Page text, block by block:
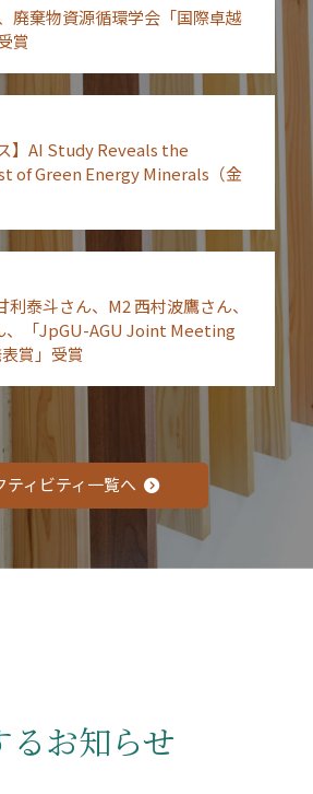
廃棄物資源循環学会「国際卓越
賞
】AI Study Reveals the
of Green Energy Minerals（金
利泰斗さん、M2 西村波鷹さん、
、「JpGU-AGU Joint Meeting
賞」受賞
ティビティ一覧へ
るお知らせ